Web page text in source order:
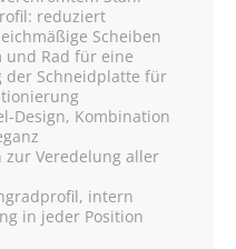
reduziert
Scheiben
und Rad für eine
der Schneidplatte für
Design, Kombination
zur Veredelung aller
intern
in jeder Position